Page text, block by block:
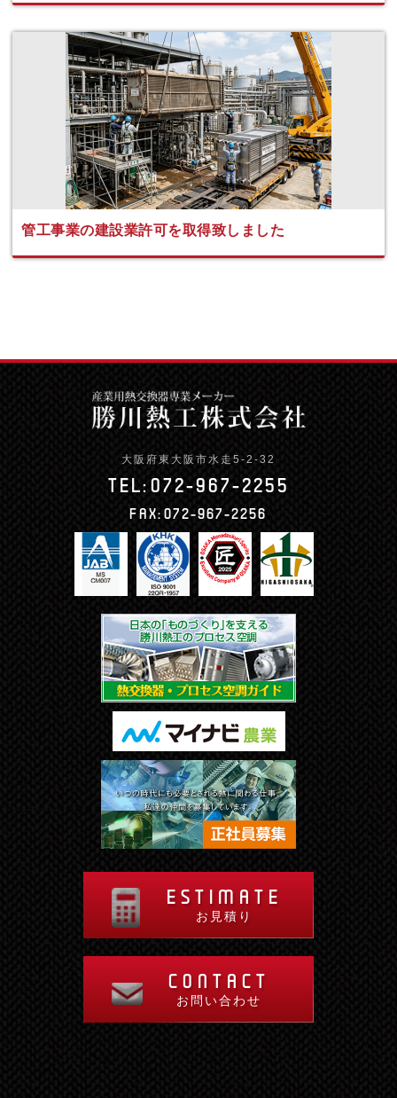
管工事業の建設業許可を取得致しました
大阪府東大阪市水走5-2-32
TEL: 072-967-2255
FAX: 072-967-2256
ESTIMATE
お見積り
CONTACT
お問い合わせ